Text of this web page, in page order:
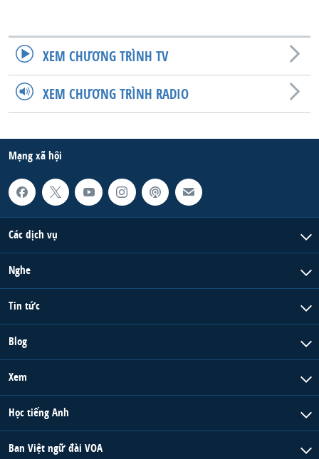
XEM CHƯƠNG TRÌNH TV
XEM CHƯƠNG TRÌNH RADIO
Mạng xã hội
Các dịch vụ
Nghe
Tin tức
Blog
Xem
Học tiếng Anh
Ban Việt ngữ đài VOA